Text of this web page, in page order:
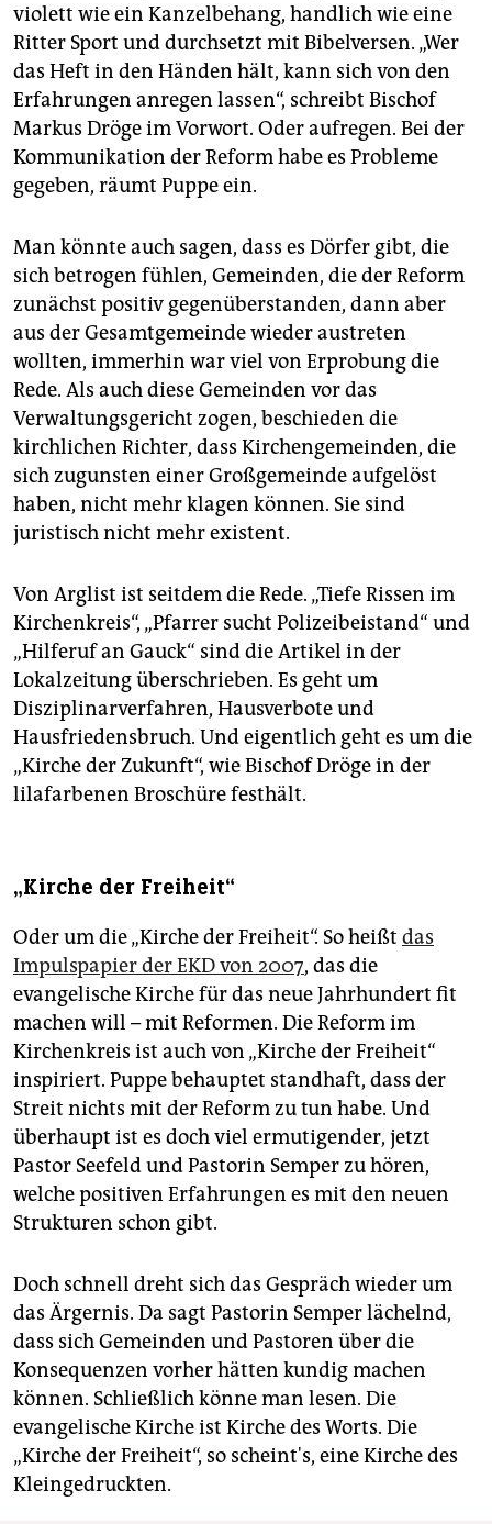
violett wie ein Kanzelbehang, handlich wie eine
Ritter Sport und durchsetzt mit Bibelversen. „Wer
das Heft in den Händen hält, kann sich von den
Erfahrungen anregen lassen“, schreibt Bischof
Markus Dröge im Vorwort. Oder aufregen. Bei der
Kommunikation der Reform habe es Probleme
gegeben, räumt Puppe ein.
Man könnte auch sagen, dass es Dörfer gibt, die
sich betrogen fühlen, Gemeinden, die der Reform
zunächst positiv gegenüberstanden, dann aber
aus der Gesamtgemeinde wieder austreten
wollten, immerhin war viel von Erprobung die
Rede. Als auch diese Gemeinden vor das
Verwaltungsgericht zogen, beschieden die
kirchlichen Richter, dass Kirchengemeinden, die
sich zugunsten einer Großgemeinde aufgelöst
haben, nicht mehr klagen können. Sie sind
juristisch nicht mehr existent.
Von Arglist ist seitdem die Rede. „Tiefe Rissen im
Kirchenkreis“, „Pfarrer sucht Polizeibeistand“ und
„Hilferuf an Gauck“ sind die Artikel in der
Lokalzeitung überschrieben. Es geht um
Disziplinarverfahren, Hausverbote und
Hausfriedensbruch. Und eigentlich geht es um die
„Kirche der Zukunft“, wie Bischof Dröge in der
lilafarbenen Broschüre festhält.
„Kirche der Freiheit“
Oder um die „Kirche der Freiheit“. So heißt das
Impulspapier der EKD von 2007, das die
evangelische Kirche für das neue Jahrhundert fit
machen will – mit Reformen. Die Reform im
Kirchenkreis ist auch von „Kirche der Freiheit“
inspiriert. Puppe behauptet standhaft, dass der
Streit nichts mit der Reform zu tun habe. Und
überhaupt ist es doch viel ermutigender, jetzt
Pastor Seefeld und Pastorin Semper zu hören,
welche positiven Erfahrungen es mit den neuen
Strukturen schon gibt.
Doch schnell dreht sich das Gespräch wieder um
das Ärgernis. Da sagt Pastorin Semper lächelnd,
dass sich Gemeinden und Pastoren über die
Konsequenzen vorher hätten kundig machen
können. Schließlich könne man lesen. Die
evangelische Kirche ist Kirche des Worts. Die
„Kirche der Freiheit“, so scheint's, eine Kirche des
Kleingedruckten.